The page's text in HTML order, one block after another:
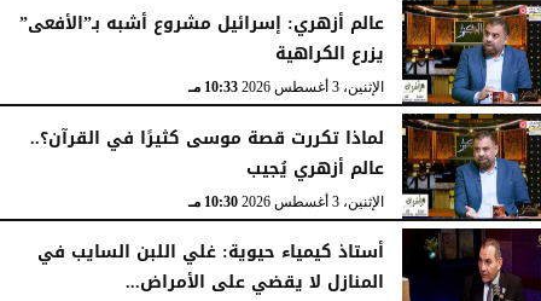
عالم أزهري: إسرائيل مشروع أشبه بـ”الأفعى”
يزرع الكراهية
الإثنين، 3 أغسطس 2026 10:33 مـ
لماذا تكررت قصة موسى كثيرًا في القرآن؟..
عالم أزهري يُجيب
الإثنين، 3 أغسطس 2026 10:30 مـ
أستاذ كيمياء حيوية: غلي اللبن السايب في
المنازل لا يقضي على الأمراض...